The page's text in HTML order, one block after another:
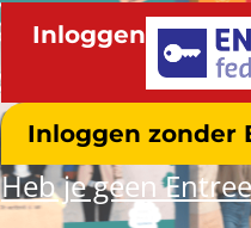
Inloggen
Inloggen zonder
Heb je geen